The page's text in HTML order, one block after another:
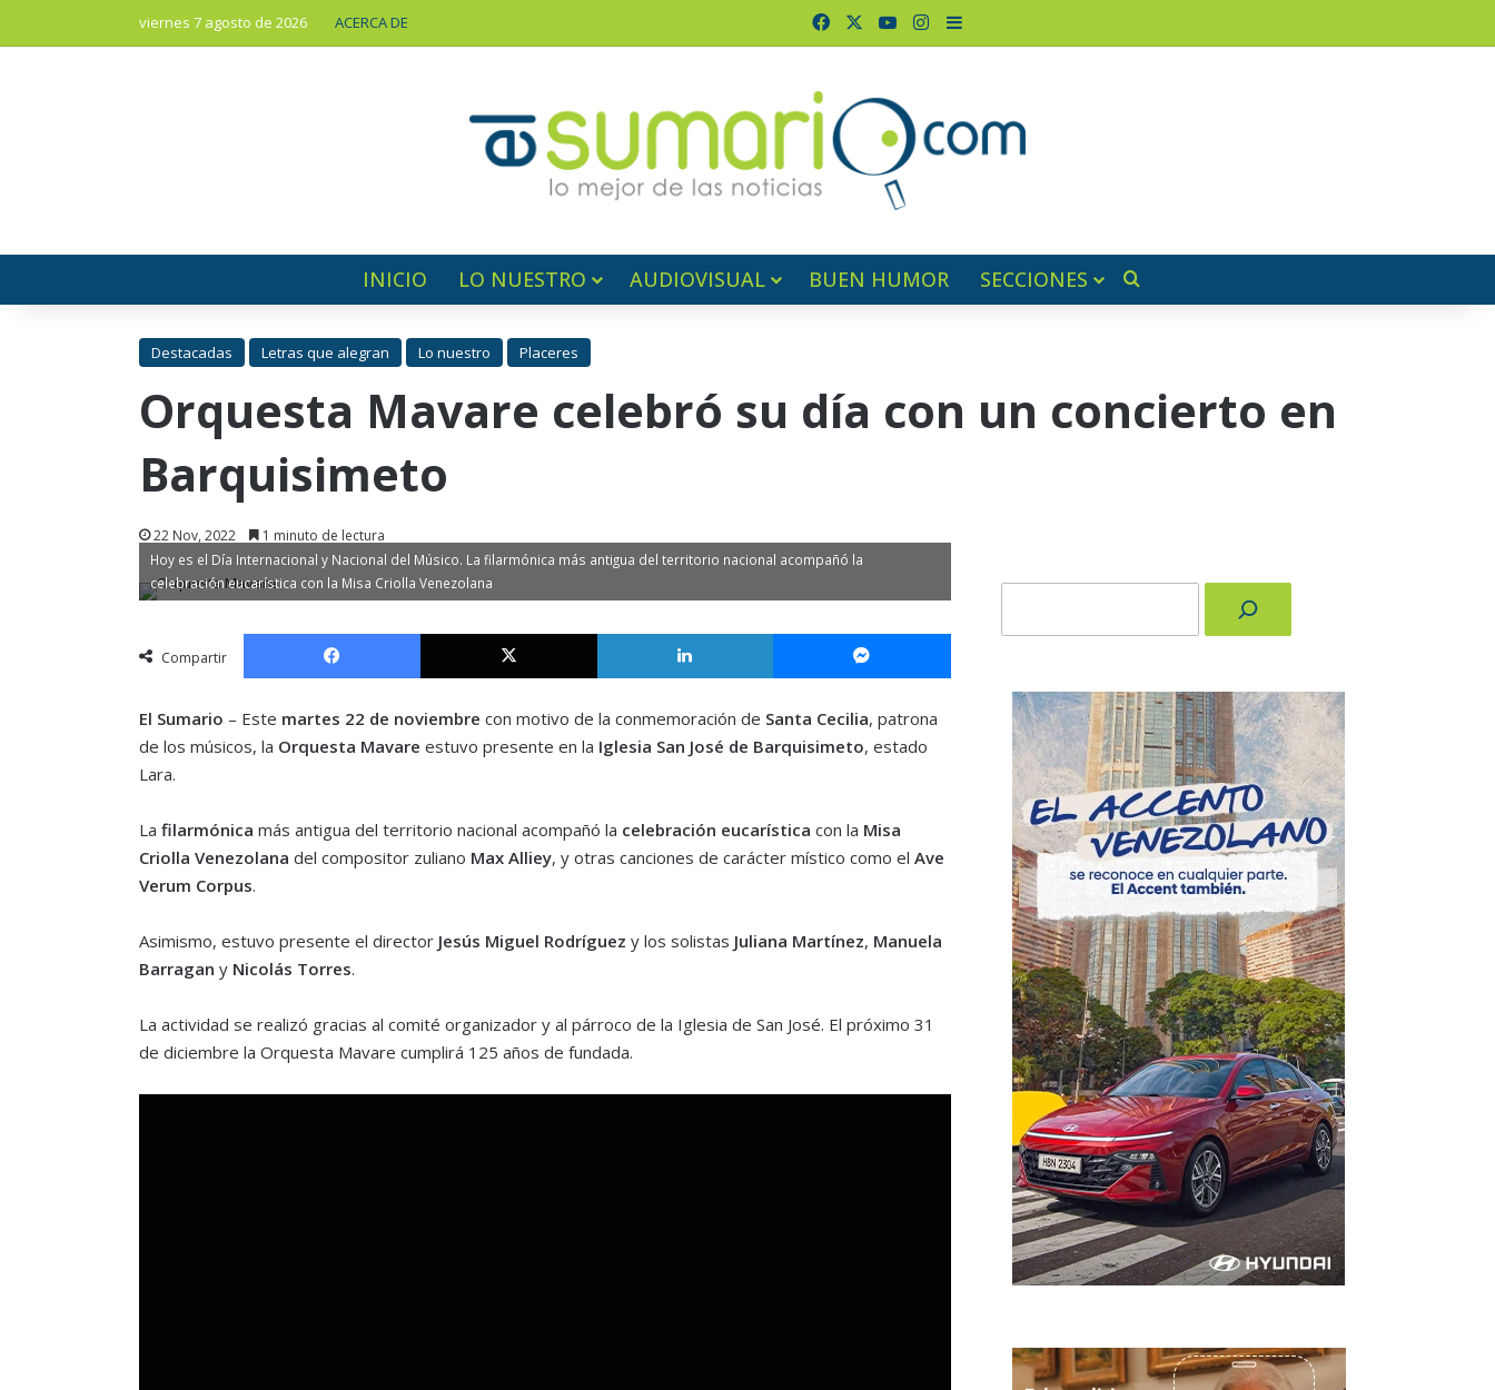
viernes 7 agosto de 2026 ACERCA DE FacebookYouTubeInstagram
Barra lateral
INICIO LO NUESTRO AUDIOVISUAL BUEN HUMOR SECCIONES
Destacadas Letras que alegran Lo nuestro Placeres
Orquesta Mavare celebró su día con un concierto en
Barquisimeto
22 Nov, 2022 1 minuto de lectura
Hoy es el Día Internacional y Nacional del Músico. La filarmónica más antigua del territorio nacional acompañó la
celebración eucarística con la Misa Criolla Venezolana
Compartir
Facebook X LinkedIn Messenger
El Sumario – Este martes 22 de noviembre con motivo de la conmemoración de Santa Cecilia, patrona
de los músicos, la Orquesta Mavare estuvo presente en la Iglesia San José de Barquisimeto, estado
Lara.
La filarmónica más antigua del territorio nacional acompañó la celebración eucarística con la Misa
Criolla Venezolana del compositor zuliano Max Alliey, y otras canciones de carácter místico como el Ave
Verum Corpus.
Asimismo, estuvo presente el director Jesús Miguel Rodríguez y los solistas Juliana Martínez, Manuela
Barragan y Nicolás Torres.
La actividad se realizó gracias al comité organizador y al párroco de la Iglesia de San José. El próximo 31
de diciembre la Orquesta Mavare cumplirá 125 años de fundada.